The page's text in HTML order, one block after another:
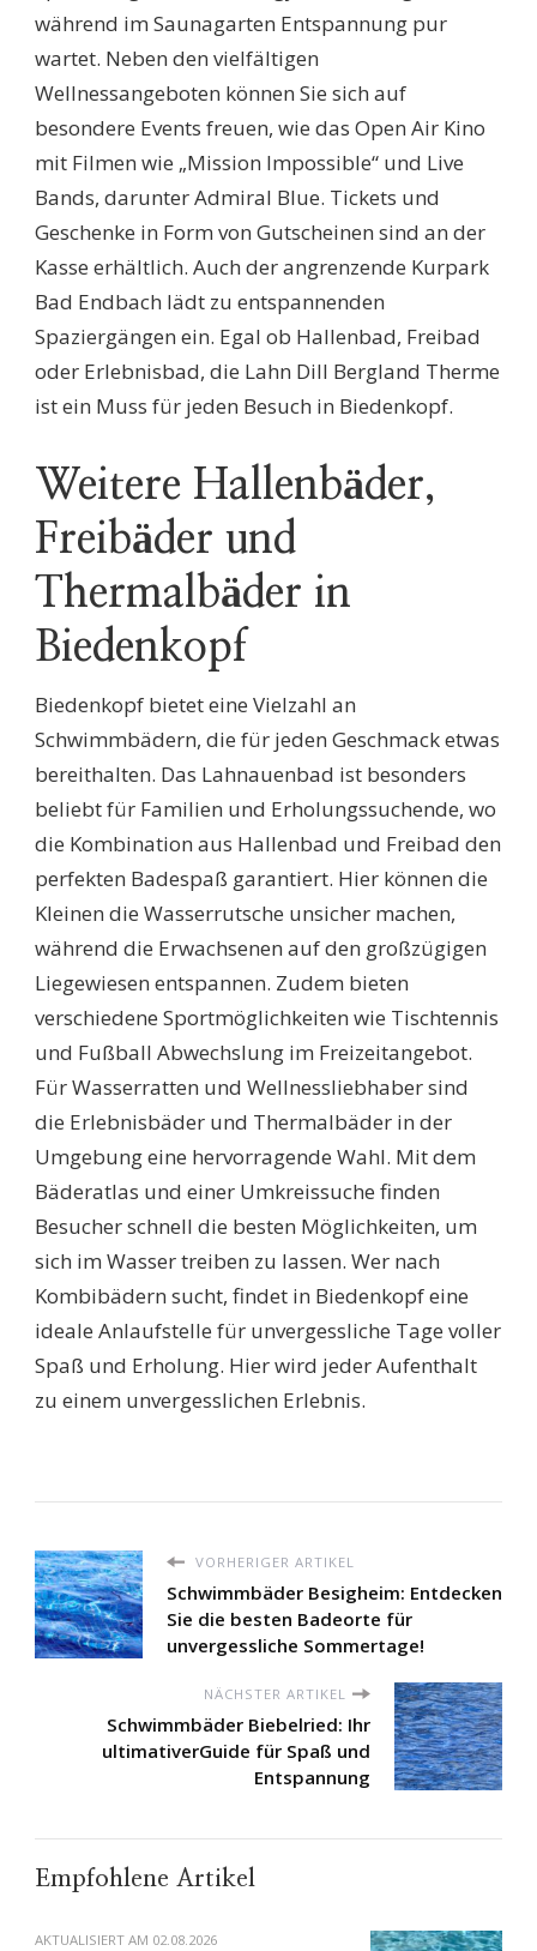
während im Saunagarten Entspannung pur
wartet. Neben den vielfältigen
Wellnessangeboten können Sie sich auf
besondere Events freuen, wie das Open Air Kino
mit Filmen wie „Mission Impossible“ und Live
Bands, darunter Admiral Blue. Tickets und
Geschenke in Form von Gutscheinen sind an der
Kasse erhältlich. Auch der angrenzende Kurpark
Bad Endbach lädt zu entspannenden
Spaziergängen ein. Egal ob Hallenbad, Freibad
oder Erlebnisbad, die Lahn Dill Bergland Therme
ist ein Muss für jeden Besuch in Biedenkopf.
Weitere Hallenbäder,
Freibäder und
Thermalbäder in
Biedenkopf
Biedenkopf bietet eine Vielzahl an
Schwimmbädern, die für jeden Geschmack etwas
bereithalten. Das Lahnauenbad ist besonders
beliebt für Familien und Erholungssuchende, wo
die Kombination aus Hallenbad und Freibad den
perfekten Badespaß garantiert. Hier können die
Kleinen die Wasserrutsche unsicher machen,
während die Erwachsenen auf den großzügigen
Liegewiesen entspannen. Zudem bieten
verschiedene Sportmöglichkeiten wie Tischtennis
und Fußball Abwechslung im Freizeitangebot.
Für Wasserratten und Wellnessliebhaber sind
die Erlebnisbäder und Thermalbäder in der
Umgebung eine hervorragende Wahl. Mit dem
Bäderatlas und einer Umkreissuche finden
Besucher schnell die besten Möglichkeiten, um
sich im Wasser treiben zu lassen. Wer nach
Kombibädern sucht, findet in Biedenkopf eine
ideale Anlaufstelle für unvergessliche Tage voller
Spaß und Erholung. Hier wird jeder Aufenthalt
zu einem unvergesslichen Erlebnis.
VORHERIGER ARTIKEL
Schwimmbäder Besigheim: Entdecken
Sie die besten Badeorte für
unvergessliche Sommertage!
NÄCHSTER ARTIKEL
Schwimmbäder Biebelried: Ihr
ultimativerGuide für Spaß und
Entspannung
Empfohlene Artikel
AKTUALISIERT AM 02.08.2026